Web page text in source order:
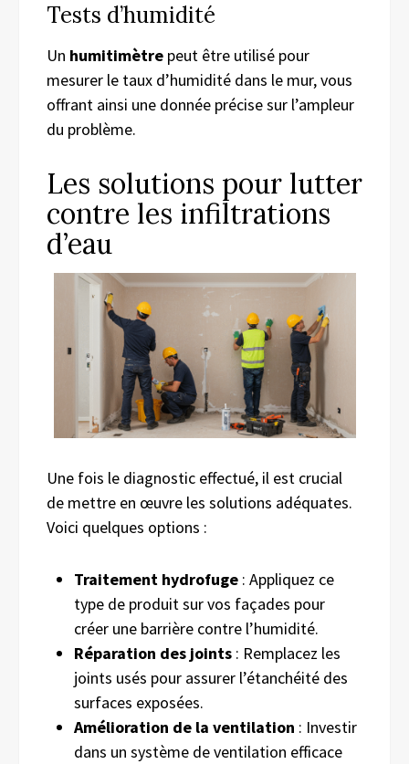
Tests d’humidité
Un humitimètre peut être utilisé pour
mesurer le taux d’humidité dans le mur, vous
offrant ainsi une donnée précise sur l’ampleur
du problème.
Les solutions pour lutter
contre les infiltrations
d’eau
Une fois le diagnostic effectué, il est crucial
de mettre en œuvre les solutions adéquates.
Voici quelques options :
Traitement hydrofuge : Appliquez ce
type de produit sur vos façades pour
créer une barrière contre l’humidité.
Réparation des joints : Remplacez les
joints usés pour assurer l’étanchéité des
surfaces exposées.
Amélioration de la ventilation : Investir
dans un système de ventilation efficace